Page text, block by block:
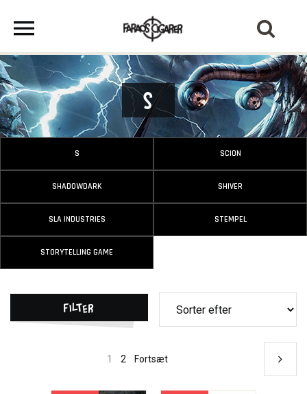
S
S SCION
SHADOWDARK SHIVER
SLA INDUSTRIES STEMPEL
STORYTELLING GAME
Filter
1 2 Fortsæt